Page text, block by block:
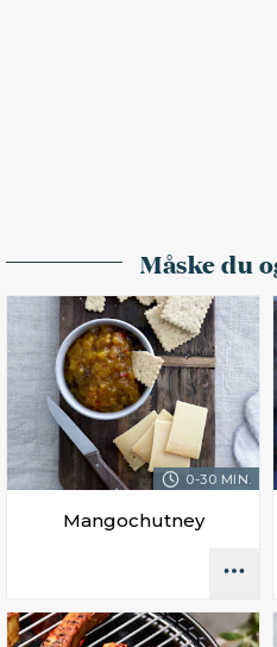
Måske du
0-30 MIN.
Mangochutney